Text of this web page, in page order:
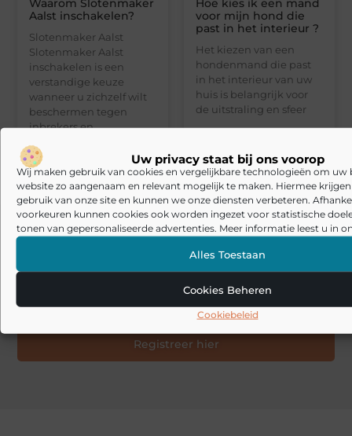
Uw privacy staat bij ons voorop
Wij maken gebruik van cookies en vergelijkbare technologieën om uw
website zo aangenaam en relevant mogelijk te maken. Hiermee
gebruik van onze site en kunnen we onze diensten verbeteren.
voorkeuren kunnen cookies ook worden ingezet voor statistische
tonen van gepersonaliseerde advertenties. Meer informatie leest u in
Alles Toestaan
Cookies Beheren
Cookiebeleid
Aalst inschakelen?
Slotenmaker Aalst
Slotenmaker Aalst
inschakelen is een
verstandige keuze
wanneer u zichzelf wilt
beschermen tegen
inbrekers en
voor mijn hond die
past in het interieur ?
Het kiezen van een
hondenmand die past
in het interieur van uw
huis is belangrijk voor
de uitstraling en sfeer
Jouw verhaal verdient gehoord te worden
Start vandaag nog je schrijfroute op 24
Wonen
Stuur ons een bericht
Registreer hier